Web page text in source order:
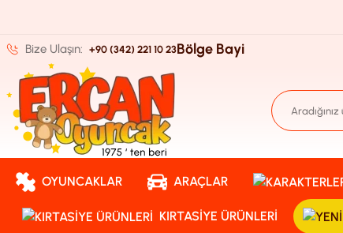
Bize Ulaşın: +90 (342) 221 10 23Bölge Bayi
OYUNCAKLAR ARAÇLAR
KIRTASIYE ÜRÜNLERI